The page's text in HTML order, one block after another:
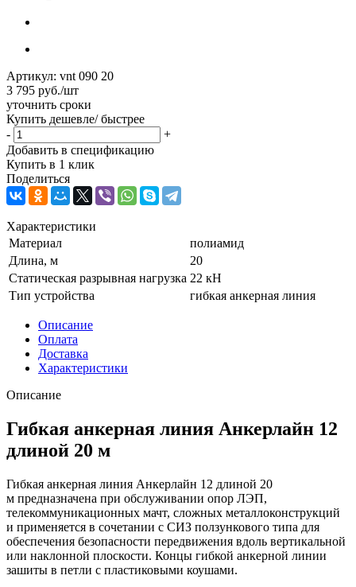
Артикул: vnt 090 20
3 795 руб./шт
уточнить сроки
Купить дешевле/ быстрее
-
+
Добавить в спецификацию
Купить в 1 клик
Поделиться
Характеристики
Материал
полиамид
Длина, м
20
Статическая разрывная нагрузка 22 кН
Тип устройства
гибкая анкерная линия
Описание
Оплата
Доставка
Характеристики
Описание
Гибкая анкерная линия Анкерлайн 12
длиной 20 м
Гибкая анкерная линия Анкерлайн 12 длиной 20
м предназначена при обслуживании опор ЛЭП,
телекоммуникационных мачт, сложных металлоконструкций
и применяется в сочетании с СИЗ ползункового типа для
обеспечения безопасности передвижения вдоль вертикальной
или наклонной плоскости. Концы гибкой анкерной линии
зашиты в петли с пластиковыми коушами.